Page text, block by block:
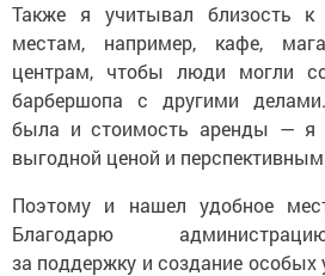
Также я учитывал близость к
местам, например, кафе,
центрам, чтобы люди могли
барбершопа с другими
была и стоимость аренды — я
выгодной ценой и
Поэтому и нашел удобное
Благодарю
за поддержку и создание особых